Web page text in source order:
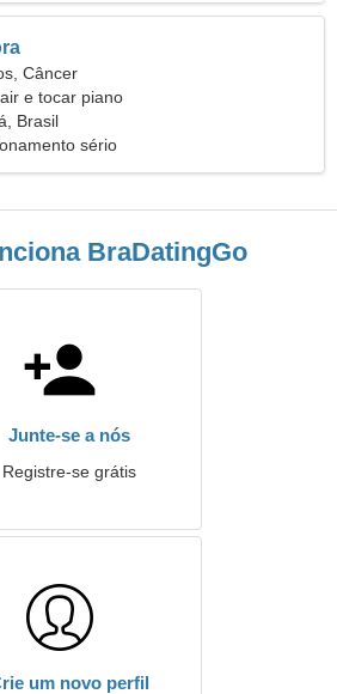
Câncer
e tocar piano
Brasil
sério
BraDatingGo
Junte-se a nós
Registre-se grátis
um novo perfil